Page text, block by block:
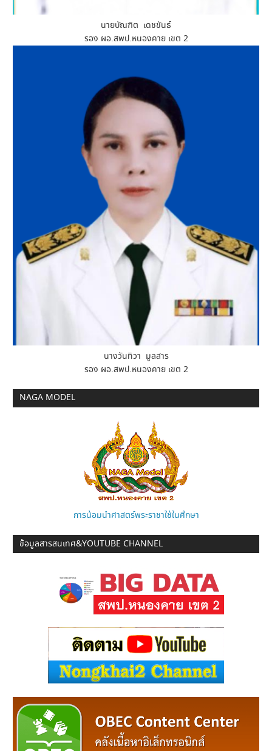
นายบัณฑิต เดชขันธ์
รอง ผอ.สพป.หนองคาย เขต 2
นางวันทิวา มูลสาร
รอง ผอ.สพป.หนองคาย เขต 2
NAGA MODEL
การน้อมนำศาสตร์พระราชาใช้ในศึกษา
ข้อมูลสารสนเทศ&YOUTUBE CHANNEL